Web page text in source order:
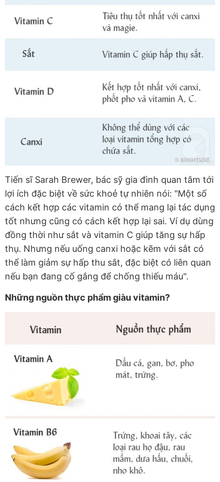
Tiến sĩ Sarah Brewer, bác sỹ gia đình quan tâm tới
lợi ích đặc biệt về sức khoẻ tự nhiên nói: "Một số
cách kết hợp các vitamin có thể mang lại tác dụng
tốt nhưng cũng có cách kết hợp lại sai. Ví dụ dùng
đồng thời như sắt và vitamin C giúp tăng sự hấp
thụ. Nhưng nếu uống canxi hoặc kẽm với sắt có
thể làm giảm sự hấp thu sắt, đặc biệt có liên quan
nếu bạn đang cố gắng để chống thiếu máu".
Những nguồn thực phẩm giàu vitamin?